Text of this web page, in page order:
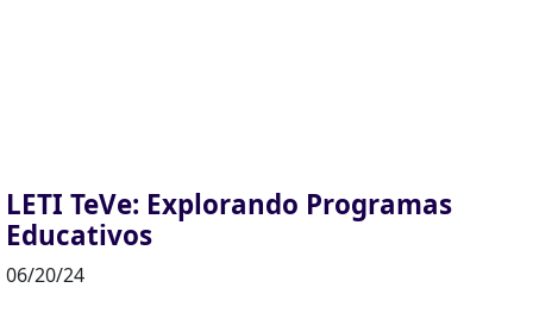
LETI TeVe: Explorando Programas
Educativos
06/20/24